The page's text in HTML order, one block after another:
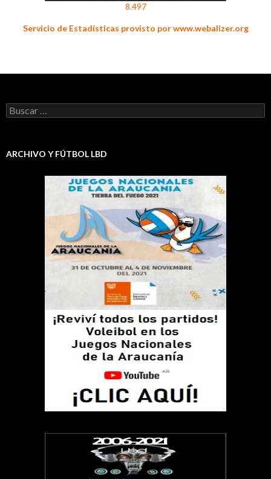
8.497
Servicio de Estadísticas provisto por www.webalizer.org
Buscar:
ARCHIVO Y FÚTBOL LBD